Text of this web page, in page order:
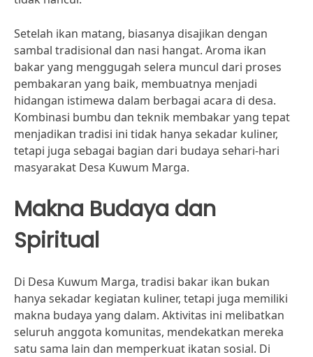
Setelah ikan matang, biasanya disajikan dengan
sambal tradisional dan nasi hangat. Aroma ikan
bakar yang menggugah selera muncul dari proses
pembakaran yang baik, membuatnya menjadi
hidangan istimewa dalam berbagai acara di desa.
Kombinasi bumbu dan teknik membakar yang tepat
menjadikan tradisi ini tidak hanya sekadar kuliner,
tetapi juga sebagai bagian dari budaya sehari-hari
masyarakat Desa Kuwum Marga.
Makna Budaya dan
Spiritual
Di Desa Kuwum Marga, tradisi bakar ikan bukan
hanya sekadar kegiatan kuliner, tetapi juga memiliki
makna budaya yang dalam. Aktivitas ini melibatkan
seluruh anggota komunitas, mendekatkan mereka
satu sama lain dan memperkuat ikatan sosial. Di